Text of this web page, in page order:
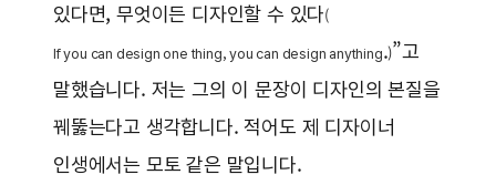
있다면, 무엇이든 디자인할 수 있다(
If you can design one thing, you can design anything.)”고
말했습니다. 저는 그의 이 문장이 디자인의 본질을
꿰뚫는다고 생각합니다. 적어도 제 디자이너
인생에서는 모토 같은 말입니다.